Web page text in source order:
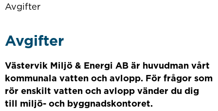
Avgifter
Avgifter
Västervik Miljö & Energi AB är huvudman vårt
kommunala vatten och avlopp. För frågor som
rör enskilt vatten och avlopp vänder du dig
till miljö- och byggnadskontoret.